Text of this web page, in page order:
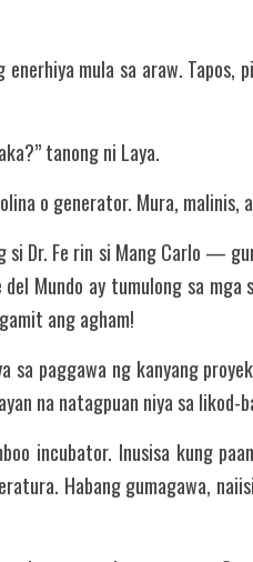
mula sa araw. Tapos,
tanong ni Laya.
o generator. Mura, malinis,
si Dr. Fe rin si Mang Carlo —
Mundo ay tumulong sa
ang agham!
sa paggawa ng kanyang
na natagpuan niya sa likod-
incubator. Inusisa kung
Habang gumagawa,